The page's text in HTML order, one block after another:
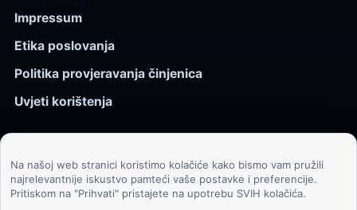
Impressum
Etika poslovanja
Politika provjeravanja činjenica
Uvjeti korištenja
© 2026 Kozmos.hr. Sva prava pridržana.
Svemir, znanost, tehnologija i velike ideje za znatiželjne
Na našoj web stranici koristimo kolačiće kako bismo vam pružili
najrelevantnije iskustvo pamteći vaše postavke i preferencije.
Pritiskom na "Prihvati" pristajete na upotrebu SVIH kolačića.